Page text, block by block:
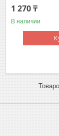
1 270 ₸
В наличии